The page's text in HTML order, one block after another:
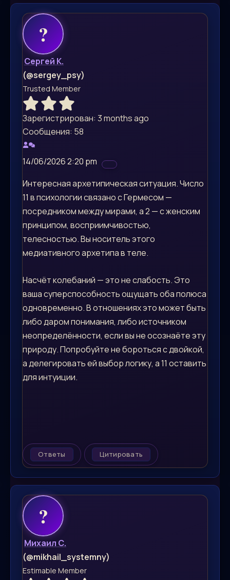
Сергей К.
(@sergey_psy)
Trusted Member
Зарегистрирован: 3 months ago
Сообщения: 58
14/06/2026 2:20 pm
Интересная архетипическая ситуация. Число
11 в психологии связано с Гермесом —
посредником между мирами, а 2 — с женским
принципом, восприимчивостью,
телесностью. Вы носитель этого
медиативного архетипа в теле.
Насчёт колебаний — это не слабость. Это
ваша суперспособность ощущать оба полюса
одновременно. В отношениях это может быть
либо даром понимания, либо источником
неопределённости, если вы не осознаёте эту
природу. Попробуйте не бороться с двойкой,
а делегировать ей выбор логику, а 11 оставить
для интуиции.
Ответы Цитировать
Михаил С.
(@mikhail_systemny)
Estimable Member